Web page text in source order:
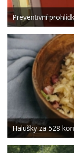
Preventivní
Halušky za 528